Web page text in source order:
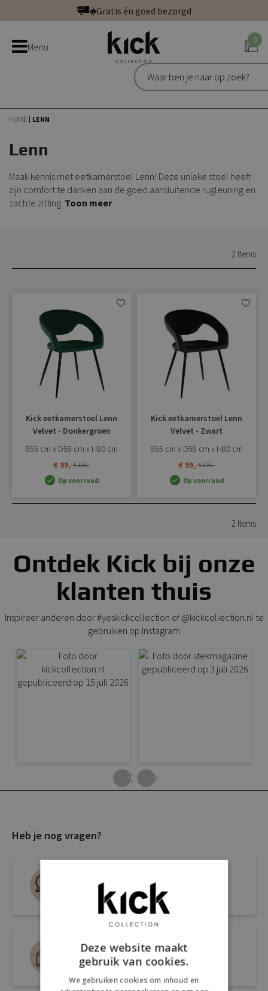
direct
naar
Gratis én goed bezorgd
Bestel bij de officiële Kick webshop
Uitstekend | 300+ reviews
Gratis én goed bezorgd
Menu
0
HOME LENN
Lenn
Maak kennis met eetkamerstoel Lenn! Deze unieke stoel heeft
zijn comfort te danken aan de goed aansluitende rugleuning en
zachte zitting. Toon meer
2 Items
Kick eetkamerstoel Lenn
Velvet - Donkergroen
B55 cm x D58 cm x H80 cm
€ 99,-€ 159,-
Op voorraad
Kick eetkamerstoel Lenn
Velvet - Zwart
B55 cm x D58 cm x H80 cm
€ 99,-€ 159,-
Op voorraad
2 Items
Ontdek Kick bij onze
klanten thuis
Inspireer anderen door #yeskickcollection of @kickcollection.nl te
gebruiken op Instagram
Heb je nog vragen?
Snel antwoord op je vraag
Mail ons via
info@kickcollection.nl
Deze website maakt
gebruik van cookies.
We gebruiken cookies om inhoud en